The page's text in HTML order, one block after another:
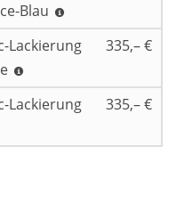
Blau
Lackierung
335,– €
Lackierung
335,– €